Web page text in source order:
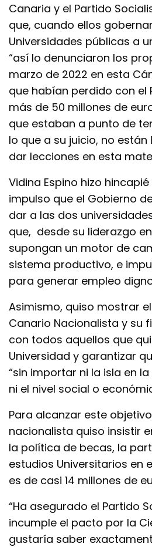
Canaria y el Partido
que, cuando ellos
Universidades públicas a
“así lo denunciaron los
marzo de 2022 en esta
que habían perdido con el
más de 50 millones de
que estaban a punto de
lo que a su juicio, no
dar lecciones en esta
Vidina Espino hizo
impulso que el Gobierno
dar a las dos
que, desde su liderazgo
supongan un motor de
sistema productivo, e
para generar empleo
Asimismo, quiso mostrar
Canario Nacionalista y su
con todos aquellos que
Universidad y garantizar
“sin importar ni la isla en
ni el nivel social o
Para alcanzar este
nacionalista quiso insistir
la política de becas, la
estudios Universitarios en
es de casi 14 millones de
“Ha asegurado el Partido
incumple el pacto por la
gustaría saber